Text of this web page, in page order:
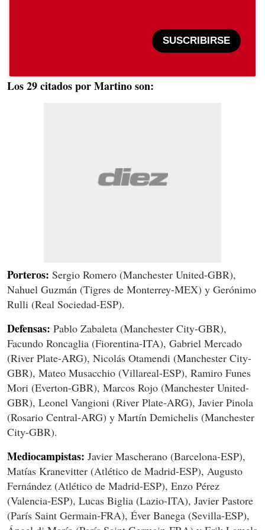
SUSCRIBIRSE
Los 29 citados por Martino son:
Porteros: Sergio Romero (Manchester United-GBR),
Nahuel Guzmán (Tigres de Monterrey-MEX) y Gerónimo
Rulli (Real Sociedad-ESP).
Defensas: Pablo Zabaleta (Manchester City-GBR),
Facundo Roncaglia (Fiorentina-ITA), Gabriel Mercado
(River Plate-ARG), Nicolás Otamendi (Manchester City-
GBR), Mateo Musacchio (Villareal-ESP), Ramiro Funes
Mori (Everton-GBR), Marcos Rojo (Manchester United-
GBR), Leonel Vangioni (River Plate-ARG), Javier Pinola
(Rosario Central-ARG) y Martín Demichelis (Manchester
City-GBR).
Mediocampistas: Javier Mascherano (Barcelona-ESP),
Matías Kranevitter (Atlético de Madrid-ESP), Augusto
Fernández (Atlético de Madrid-ESP), Enzo Pérez
(Valencia-ESP), Lucas Biglia (Lazio-ITA), Javier Pastore
(París Saint Germain-FRA), Éver Banega (Sevilla-ESP),